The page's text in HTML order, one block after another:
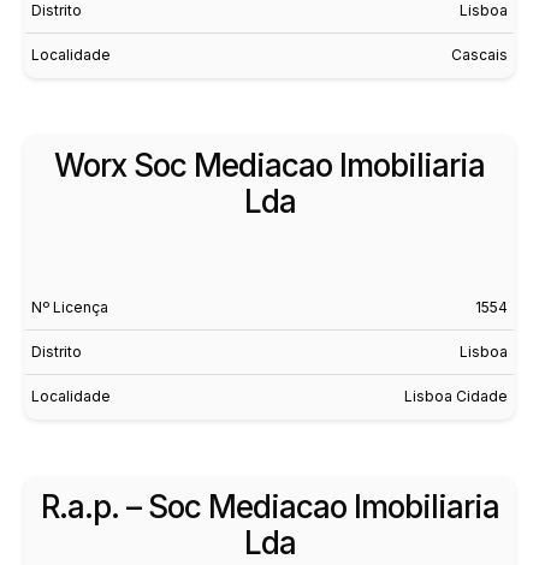
Distrito Lisboa
Localidade Cascais
Worx Soc Mediacao Imobiliaria
Lda
Nº Licença 1554
Distrito Lisboa
Localidade Lisboa Cidade
R.a.p. – Soc Mediacao Imobiliaria
Lda